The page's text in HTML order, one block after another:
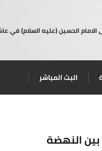
الامام الحسين (عليه السلام) في
البث المباشر
النهضة